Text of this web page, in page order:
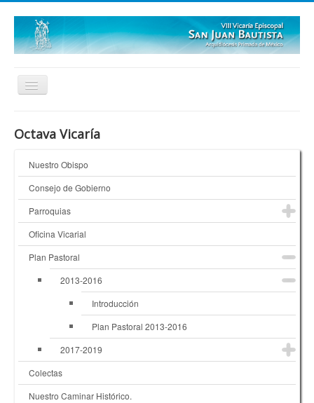
Quienes Somos
¿Dónde Estamos?
Galerías
Octava Vicaría
Nuestro Obispo
Consejo de Gobierno
Parroquias
Oficina Vicarial
Plan Pastoral
2013-2016
Introducción
Plan Pastoral 2013-2016
2017-2019
Colectas
Nuestro Caminar Histórico.